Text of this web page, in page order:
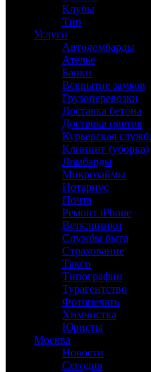
Клубы
Тир
Услуги
Автоломбарды
Ателье
Банки
Вскрытие замков
Грузоперевозки
Доставка бетона
Доставка цветов
Курьерская
Клининг (уборка)
Ломбарды
Микрозаймы
Нотариус
Почта
Ремонт iPhone
Ветклиники
Службы быта
Страхование
Такси
Типографии
Турагентство
Фотопечать
Химчистка
Юристы
Москва
Новости
Сегодня